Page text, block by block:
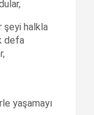
şeyi halkla
defa
yaşamayı